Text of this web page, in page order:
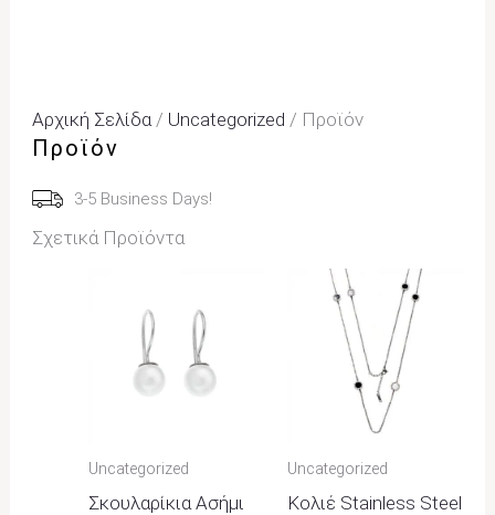
Αρχική Σελίδα / Uncategorized / Προϊόν
Προϊόν
3-5 Business Days!
Σχετικά Προϊόντα
Uncategorized
Σκουλαρίκια Ασήμι
Uncategorized
Κολιέ Stainless Steel